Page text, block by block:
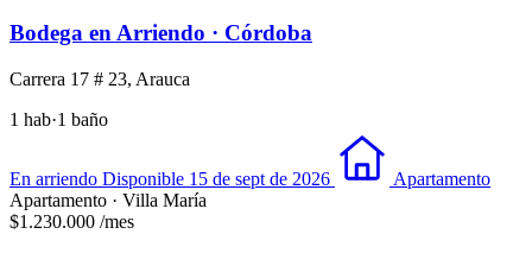
Bodega en Arriendo · Córdoba
Carrera 17 # 23, Arauca
1 hab·1 baño
En arriendo Disponible 15 de sept de 2026
Apartamento
Apartamento · Villa María
$1.230.000 /mes